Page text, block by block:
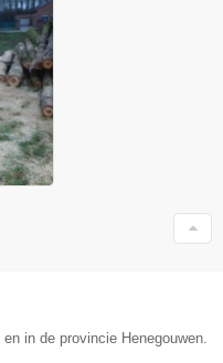
in de provincie Henegouwen.